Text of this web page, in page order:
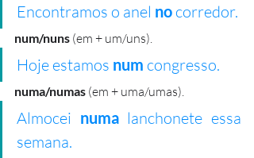
Encontramos o anel no corredor.
num/nuns (em + um/uns).
Hoje estamos num congresso.
numa/numas (em + uma/umas).
Almocei numa lanchonete essa
semana.